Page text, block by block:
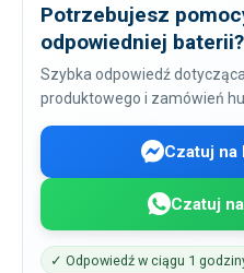
Potrzebujesz
odpowiedniej baterii?
Szybka odpowiedź
produktowego i zamówień
Czatuj na
Czatuj
✓ Odpowiedź w ciągu 1